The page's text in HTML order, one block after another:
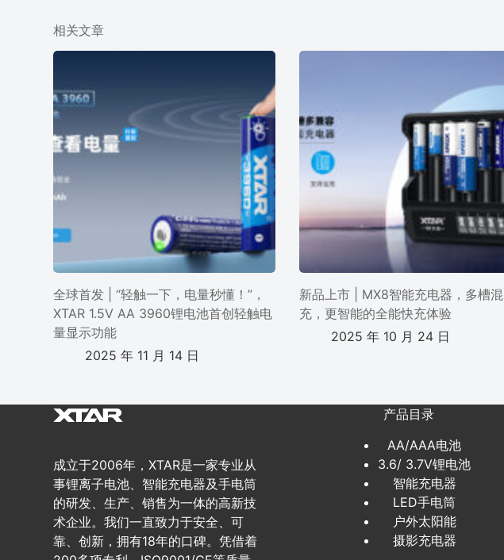
相关文章
全球首发 | “轻触一下，电量秒懂！”，
XTAR 1.5V AA 3960锂电池首创轻触电
量显示功能
2025 年 11 月 14 日
新品上市 | MX8智能充电器，多槽混
充，更智能的全能快充体验
2025 年 10 月 24 日
成立于2006年，XTAR是一家专业从
事锂离子电池、智能充电器及手电筒
的研发、生产、销售为一体的高新技
术企业。我们一直致力于安全、可
靠、创新，拥有18年的口碑。凭借着
产品目录
AA/AAA电池
3.6/ 3.7V锂电池
智能充电器
LED手电筒
户外太阳能
摄影充电器